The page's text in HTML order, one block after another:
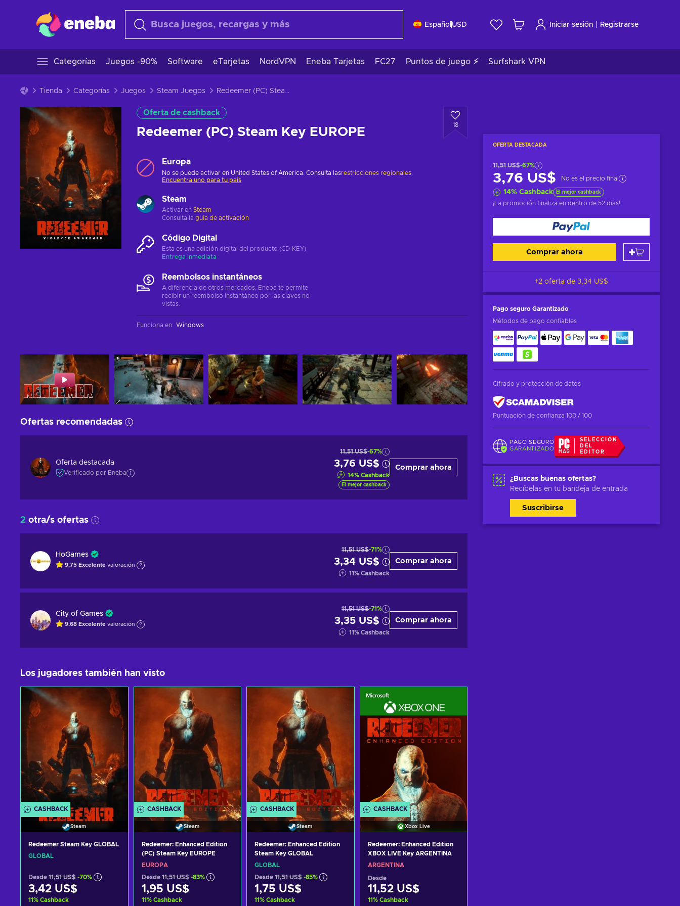
Español USD Iniciar sesión Registrarse
Categorías Juegos -90% Software eTarjetas NordVPN Eneba Tarjetas FC27 Puntos de juego ⚡ Surfshark VPN
Tienda Categorías Juegos Steam Juegos Redeemer (PC) Steam Key EUROPE
Oferta de cashback
Redeemer (PC) Steam Key EUROPE
18
OFERTA DESTACADA
11,51 US$-67%
3,76 US$ No es el precio final
14% Cashback El mejor cashback
¡La promoción finaliza en dentro de 52 días!
Comprar ahora
+2 oferta de 3,34 US$
Pago seguro Garantizado
Métodos de pago confiables
Cifrado y protección de datos
Puntuación de confianza 100 / 100
PAGO SEGURO
GARANTIZADO
SELECCIÓN
DEL
EDITOR
¿Buscas buenas ofertas?
Recíbelas en tu bandeja de entrada
Suscribirse
Europa
No se puede activar en United States of America. Consulta lasrestricciones regionales
Encuentra uno para tu país
Steam
Activar en Steam
Consulta la guía de activación
Código Digital
Esta es una edición digital del producto (CD-KEY)
Entrega inmediata
Reembolsos instantáneos
A diferencia de otros mercados, Eneba te permite
recibir un reembolso instantáneo por las claves no
vistas.
Funciona en: Windows
Ofertas recomendadas
Oferta destacada
Verificado por Eneba
11,51 US$-67%
3,76 US$
14% Cashback
El mejor cashback
Comprar ahora
2 otra/s ofertas
HoGames
9.75 Excelente valoración
11,51 US$-71%
3,34 US$
11% Cashback
Comprar ahora
City of Games
9.68 Excelente valoración
11,51 US$-71%
3,35 US$
11% Cashback
Comprar ahora
Los jugadores también han visto
CASHBACK
Steam
Redeemer Steam Key GLOBAL
GLOBAL
Desde 11,51 US$ -70%
3,42 US$
11% Cashback
CASHBACK
Steam
Redeemer: Enhanced Edition
(PC) Steam Key EUROPE
EUROPA
Desde 11,51 US$ -83%
1,95 US$
11% Cashback
CASHBACK
Steam
Redeemer: Enhanced Edition
Steam Key GLOBAL
GLOBAL
Desde 11,51 US$ -85%
1,75 US$
11% Cashback
CASHBACK
Xbox Live
Redeemer: Enhanced Edition
XBOX LIVE Key ARGENTINA
ARGENTINA
Desde
11,52 US$
11% Cashback